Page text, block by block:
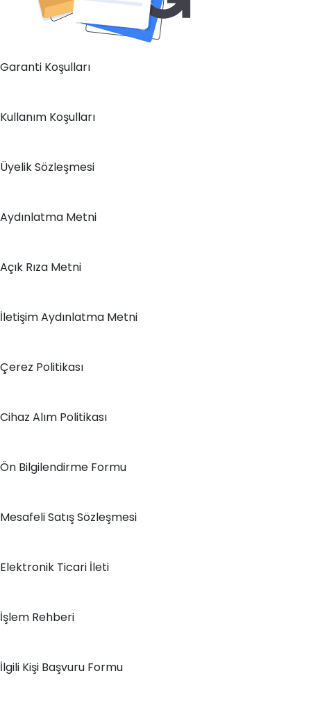
Garanti Koşulları
Kullanım Koşulları
Üyelik Sözleşmesi
Aydınlatma Metni
Açık Rıza Metni
İletişim Aydınlatma Metni
Çerez Politikası
Cihaz Alım Politikası
Ön Bilgilendirme Formu
Mesafeli Satış Sözleşmesi
Elektronik Ticari İleti
İşlem Rehberi
İlgili Kişi Başvuru Formu